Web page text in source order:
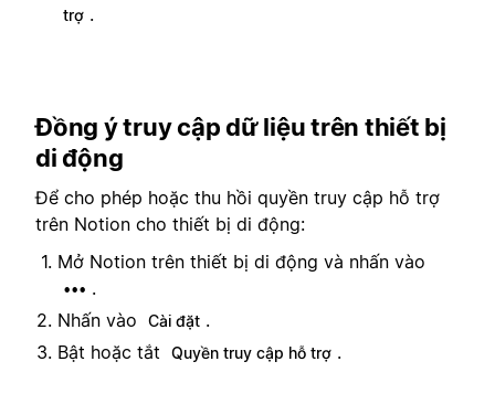
trợ .
Đồng ý truy cập dữ liệu trên thiết bị
di động
Để cho phép hoặc thu hồi quyền truy cập hỗ trợ
trên Notion cho thiết bị di động:
Mở Notion trên thiết bị di động và nhấn vào
••• .
Nhấn vào
Cài đặt .
Bật hoặc tắt
Quyền truy cập hỗ trợ .